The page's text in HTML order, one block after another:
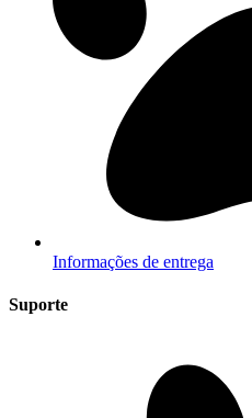
Informações de entrega
Suporte